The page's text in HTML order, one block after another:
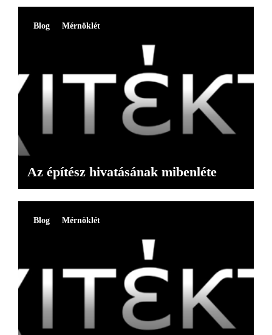
Blog Mérnöklét
Az építész hivatásának mibenléte
Blog Mérnöklét